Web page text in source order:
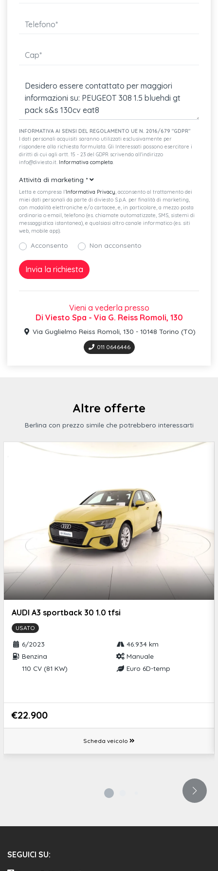
Pedaliera e soglie porte in alluminio
Peugeot i-toggles
Decori plancia di bordo e pannelli delle porte in alluminio
Peugeot i-cockpit con head-up digital 3d display 10"
Terminali di scarico posteriori cromati
Badge logo peugeot sul passaruota anteriore
Fari posteriori a led "ad artiglio" con accensione sequenziale
Fari drl led ad "artiglio" con luce continua
Proiettori peugeot matrix full led technology con livellamento
Driver sport pack
Retrovisore interno elettrocromatico frameless
Rear traffic detection pack
Adaptive cruise control con funzione stop&go
Selettore modalità di guida (eco/sport)
3d connected navigation con peugeot connect
Cerchi in lega da 18" portland
Electric&massage pack
Visiopark 360° con specchietti orientati automaticamente in
Badge specifico "gt" sul portellone
Presa 12v anteriore
Maniglie esterne in tinta carrozzeria
Ref
Airbag conducente
Driver attention alert
Vetri posteriori oscurati
2 prese usb-c posteriori
Indicatore perdita pressione pneumatici
Fissaggi isofix seggiolino bambini (1 anteriore passeggero, 2
Volante regolabile in altezza e profondità
Rivestimento cielo nero mistral
INFORMATIVA AI SENSI DEL REGOLAMENTO UE N. 2016/679 "GDPR"
I dati personali acquisiti saranno utilizzati esclusivamente per
rispondere alla richiesta formulata. Gli Interessati possono esercitare i
diritti di cui agli artt. 15 - 23 del GDPR scrivendo all'indirizzo
info@diviesto.it. Informativa completa.
Attività di marketing *
Letta e compresa l’Informativa Privacy, acconsento al trattamento dei
miei dati personali da parte di diviesto S.p.A. per finalità di marketing,
con modalità elettroniche e/o cartacee, e, in particolare, a mezzo posta
ordinaria o email, telefono (es. chiamate automatizzate, SMS, sistemi di
messaggistica istantanea), e qualsiasi altro canale informatico (es. siti
web, mobile app).
Acconsento Non acconsento
Vieni a vederla presso
Di Viesto Spa - Via G. Reiss Romoli, 130
Via Guglielmo Reiss Romoli, 130 - 10148 Torino (TO)
011 0646446
Altre offerte
Berlina con prezzo simile che potrebbero interessarti
AUDI A3 sportback 30 1.0 tfsi
USATO
6/2023
46.934 km
Benzina
Manuale
110 CV (81 KW)
Euro 6D-temp
€22.900
Scheda veicolo
SEGUICI SU: